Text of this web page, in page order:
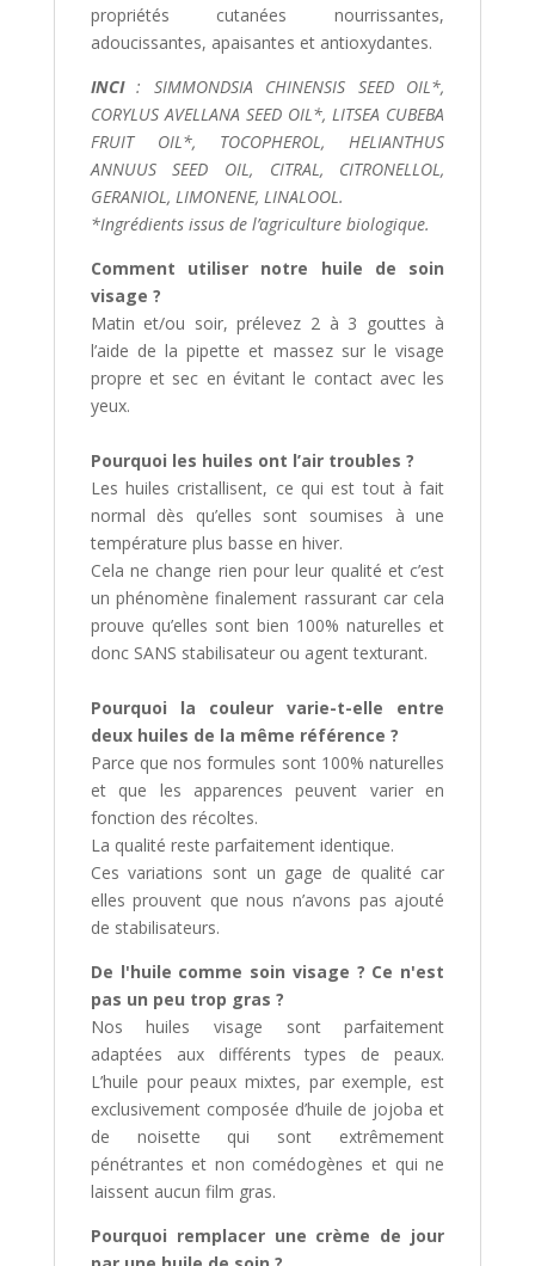
propriétés cutanées nourrissantes,
adoucissantes, apaisantes et antioxydantes.
INCI: SIMMONDSIA CHINENSIS SEED OIL*,
CORYLUS AVELLANA SEED OIL*, LITSEA CUBEBA
FRUIT OIL*, TOCOPHEROL, HELIANTHUS
ANNUUS SEED OIL, CITRAL, CITRONELLOL,
GERANIOL, LIMONENE, LINALOOL.
*Ingrédients issus de l’agriculture biologique.
Comment utiliser notre huile de soin
visage ?
Matin et/ou soir, prélevez 2 à 3 gouttes à
l’aide de la pipette et massez sur le visage
propre et sec en évitant le contact avec les
yeux.
Pourquoi les huiles ont l’air troubles ?
Les huiles cristallisent, ce qui est tout à fait
normal dès qu’elles sont soumises à une
température plus basse en hiver.
Cela ne change rien pour leur qualité et c’est
un phénomène finalement rassurant car cela
prouve qu’elles sont bien 100% naturelles et
donc SANS stabilisateur ou agent texturant.
Pourquoi la couleur varie-t-elle entre
deux huiles de la même référence ?
Parce que nos formules sont 100% naturelles
et que les apparences peuvent varier en
fonction des récoltes.
La qualité reste parfaitement identique.
Ces variations sont un gage de qualité car
elles prouvent que nous n’avons pas ajouté
de stabilisateurs.
De l'huile comme soin visage ? Ce n'est
pas un peu trop gras ?
Nos huiles visage sont parfaitement
adaptées aux différents types de peaux.
L’huile pour peaux mixtes, par exemple, est
exclusivement composée d’huile de jojoba et
de noisette qui sont extrêmement
pénétrantes et non comédogènes et qui ne
laissent aucun film gras.
Pourquoi remplacer une crème de jour